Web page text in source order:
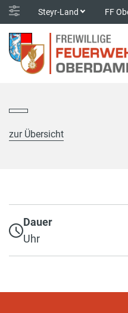
Steyr-Land FF
zur Übersicht
Dauer
Uhr